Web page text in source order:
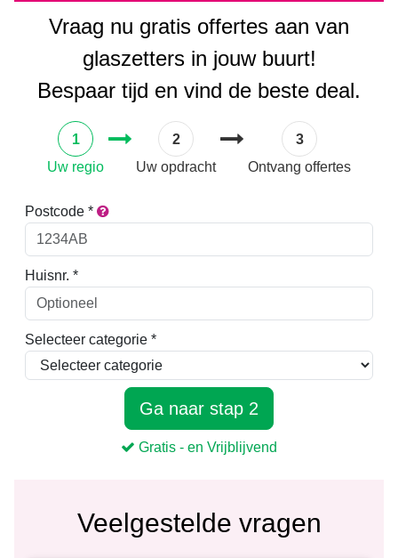
Vraag nu gratis offertes aan van
glaszetters in jouw buurt!
Bespaar tijd en vind de beste deal.
Veelgestelde vragen